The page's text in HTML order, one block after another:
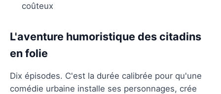
coûteux
L'aventure humoristique des citadins
en folie
Dix épisodes. C'est la durée calibrée pour qu'une
comédie urbaine installe ses personnages, crée